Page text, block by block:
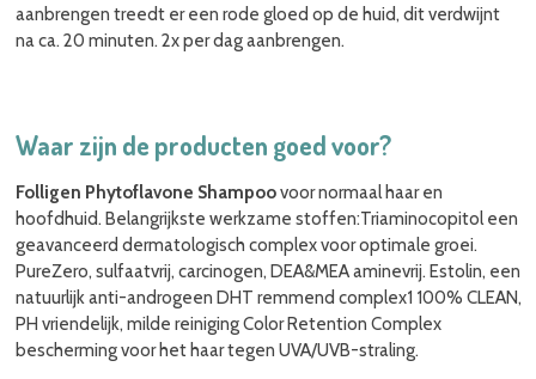
aanbrengen treedt er een rode gloed op de huid, dit verdwijnt
na ca. 20 minuten. 2x per dag aanbrengen.
Waar zijn de producten goed voor?
Folligen Phytoflavone Shampoovoor normaal haar en
hoofdhuid. Belangrijkste werkzame stoffen:Triaminocopitol een
geavanceerd dermatologisch complex voor optimale groei.
PureZero, sulfaatvrij, carcinogen, DEA&MEA aminevrij. Estolin, een
natuurlijk anti-androgeen DHT remmend complex1 100% CLEAN,
PH vriendelijk, milde reiniging Color Retention Complex
bescherming voor het haar tegen UVA/UVB-straling.